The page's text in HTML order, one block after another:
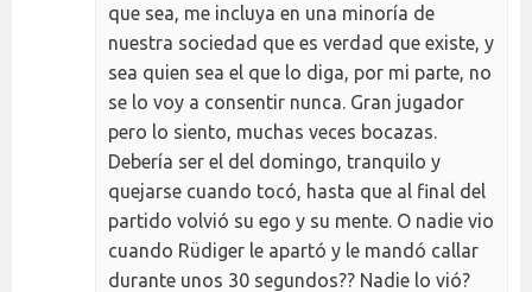
que sea, me incluya en una minoría de
nuestra sociedad que es verdad que existe, y
sea quien sea el que lo diga, por mi parte, no
se lo voy a consentir nunca. Gran jugador
pero lo siento, muchas veces bocazas.
Debería ser el del domingo, tranquilo y
quejarse cuando tocó, hasta que al final del
partido volvió su ego y su mente. O nadie vio
cuando Rüdiger le apartó y le mandó callar
durante unos 30 segundos?? Nadie lo vió?